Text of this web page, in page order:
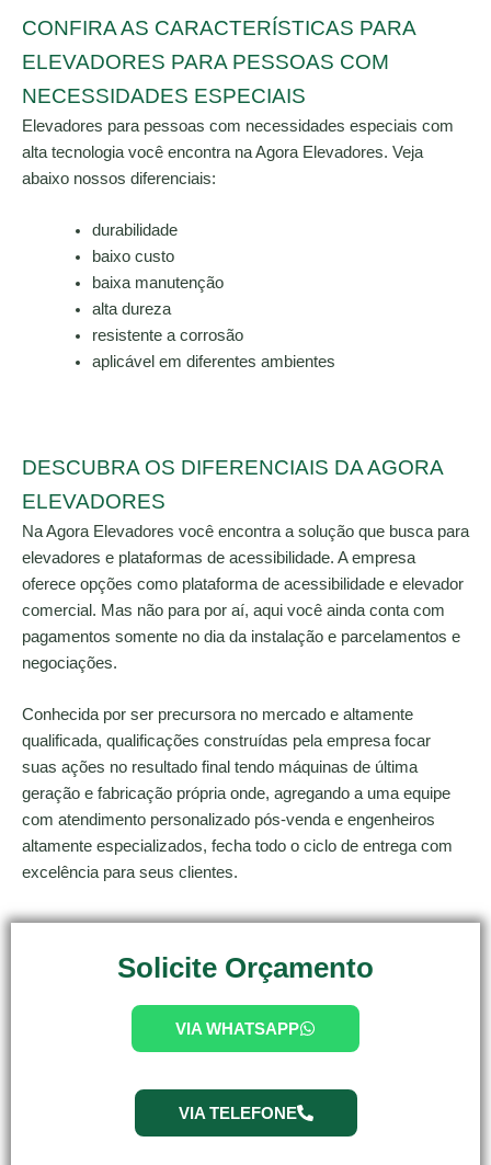
CONFIRA AS CARACTERÍSTICAS PARA
ELEVADORES PARA PESSOAS COM
NECESSIDADES ESPECIAIS
Elevadores para pessoas com necessidades especiais com
alta tecnologia você encontra na Agora Elevadores. Veja
abaixo nossos diferenciais:
durabilidade
baixo custo
baixa manutenção
alta dureza
resistente a corrosão
aplicável em diferentes ambientes
DESCUBRA OS DIFERENCIAIS DA AGORA
ELEVADORES
Na Agora Elevadores você encontra a solução que busca para
elevadores e plataformas de acessibilidade. A empresa
oferece opções como plataforma de acessibilidade e elevador
comercial. Mas não para por aí, aqui você ainda conta com
pagamentos somente no dia da instalação e parcelamentos e
negociações.
Conhecida por ser precursora no mercado e altamente
qualificada, qualificações construídas pela empresa focar
suas ações no resultado final tendo máquinas de última
geração e fabricação própria onde, agregando a uma equipe
com atendimento personalizado pós-venda e engenheiros
altamente especializados, fecha todo o ciclo de entrega com
excelência para seus clientes.
Solicite Orçamento
VIA WHATSAPP
VIA TELEFONE